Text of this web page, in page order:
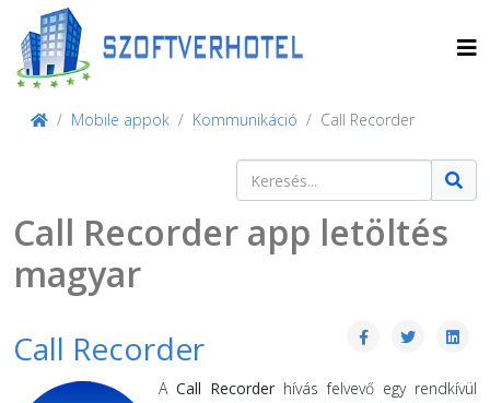
Mobile appok Kommunikáció Call Recorder
Keresés
Call Recorder app letöltés
magyar
Call Recorder
A Call Recorder hívás felvevő egy rendkívül